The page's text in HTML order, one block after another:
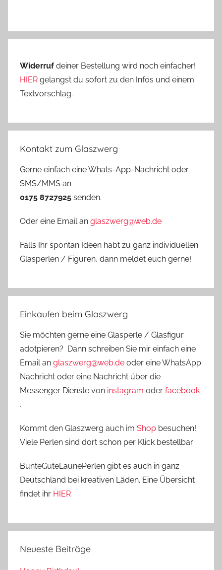
Widerrufdeiner Bestellung wird noch einfacher!
HIER gelangst du sofort zu den Infos und einem
Textvorschlag.
Kontakt zum Glaszwerg
Gerne einfach eine Whats-App-Nachricht oder
SMS/MMS an
0175 8727925 senden.
Oder eine Email an glaszwerg@web.de
Falls Ihr spontan Ideen habt zu ganz individuellen
Glasperlen / Figuren, dann meldet euch gerne!
Einkaufen beim Glaszwerg
Sie möchten gerne eine Glasperle / Glasfigur
adotpieren? Dann schreiben Sie mir einfach eine
Email an glaszwerg@web.de oder eine WhatsApp
Nachricht oder eine Nachricht über die
Messenger Dienste von instagram oder facebook
.
Kommt den Glaszwerg auch im Shop besuchen!
Viele Perlen sind dort schon per Klick bestellbar.
BunteGuteLaunePerlen gibt es auch in ganz
Deutschland bei kreativen Läden. Eine Übersicht
findet ihr HIER
Neueste Beiträge